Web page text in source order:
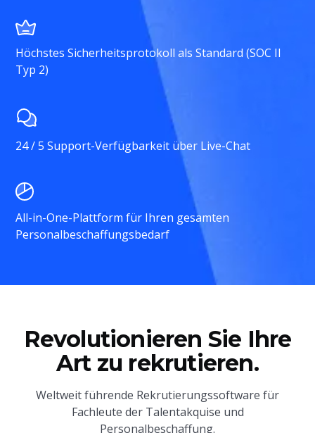
Höchstes Sicherheitsprotokoll als Standard (SOC II
Typ 2)
24 / 5 Support-Verfügbarkeit über Live-Chat
All-in-One-Plattform für Ihren gesamten
Personalbeschaffungsbedarf
Revolutionieren Sie Ihre
Art zu rekrutieren.
Weltweit führende Rekrutierungssoftware für
Fachleute der Talentakquise und
Personalbeschaffung.